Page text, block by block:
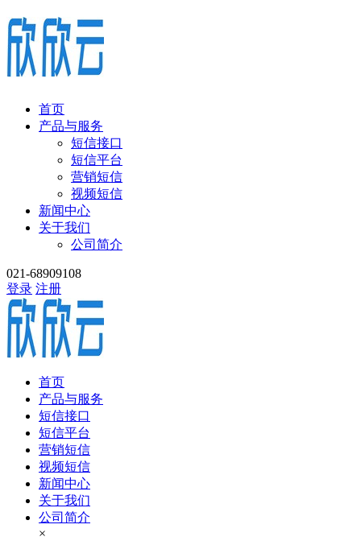
首页
产品与服务
短信接口
短信平台
营销短信
视频短信
新闻中心
关于我们
公司简介
021-68909108
登录 注册
首页
产品与服务
短信接口
短信平台
营销短信
视频短信
新闻中心
关于我们
公司简介
×